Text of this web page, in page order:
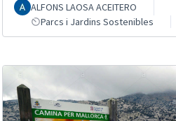
ALFONS LAOSA ACEITERO
Parcs i Jardins Sostenibles